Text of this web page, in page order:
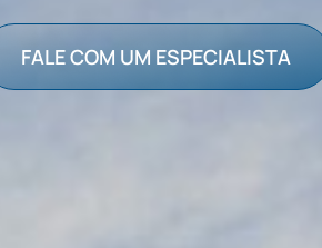
FALE COM UM ESPECIALISTA